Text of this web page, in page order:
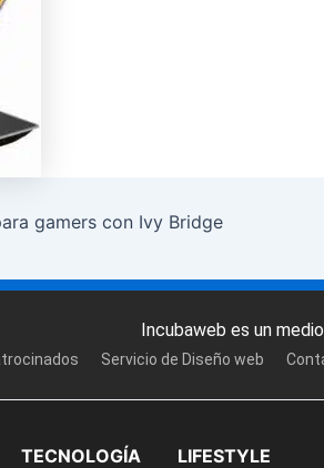
gamers con Ivy Bridge
Incubaweb es un
Servicio de Diseño web
TECNOLOGÍA LIFESTYLE